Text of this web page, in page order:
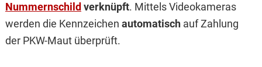
Nummernschild verknüpft. Mittels Videokameras
werden die Kennzeichen automatischauf Zahlung
der PKW-Maut überprüft.